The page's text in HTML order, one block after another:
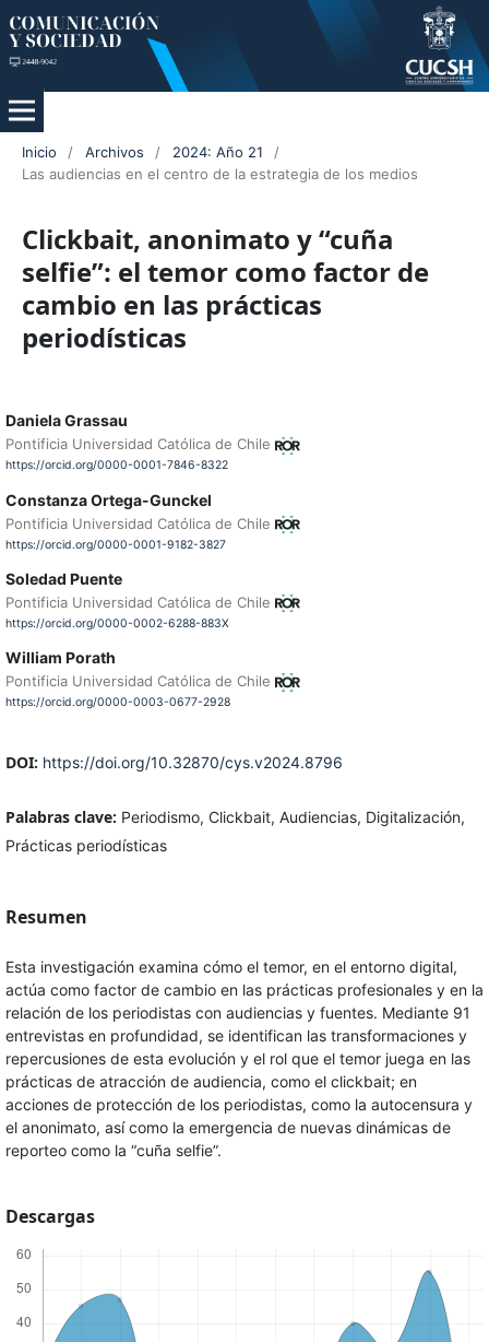
Inicio / Archivos / 2024: Año 21
/
Las audiencias en el centro de la estrategia de los medios
Clickbait, anonimato y “cuña
selfie”: el temor como factor de
cambio en las prácticas
periodísticas
Daniela Grassau
Pontificia Universidad Católica de Chile
https://orcid.org/0000-0001-7846-8322
Constanza Ortega-Gunckel
Pontificia Universidad Católica de Chile
https://orcid.org/0000-0001-9182-3827
Soledad Puente
Pontificia Universidad Católica de Chile
https://orcid.org/0000-0002-6288-883X
William Porath
Pontificia Universidad Católica de Chile
https://orcid.org/0000-0003-0677-2928
DOI: https://doi.org/10.32870/cys.v2024.8796
Palabras clave: Periodismo, Clickbait, Audiencias, Digitalización,
Prácticas periodísticas
Resumen
Esta investigación examina cómo el temor, en el entorno digital,
actúa como factor de cambio en las prácticas profesionales y en la
relación de los periodistas con audiencias y fuentes. Mediante 91
entrevistas en profundidad, se identifican las transformaciones y
repercusiones de esta evolución y el rol que el temor juega en las
prácticas de atracción de audiencia, como el clickbait; en
acciones de protección de los periodistas, como la autocensura y
el anonimato, así como la emergencia de nuevas dinámicas de
reporteo como la “cuña selfie”.
Descargas